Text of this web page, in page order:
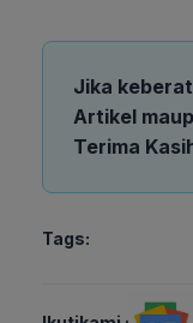
Jika
Artikel
Terima
Tags: